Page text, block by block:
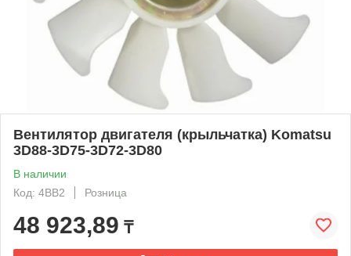
Вентилятор двигателя (крыльчатка) Komatsu
3D88-3D75-3D72-3D80
В наличии
Код: 4BB2
Розница
48 923,89 ₸